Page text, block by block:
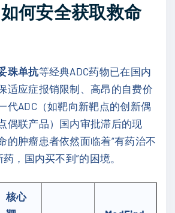
何安全获取救命
珠单抗等经典ADC药物已在国内
适应症报销限制、高昂的自费价
代ADC（如靶向新靶点的创新偶
偶联产品）国内审批滞后的现
的肿瘤患者依然面临着“有药治不
，国内买不到”的困境。
核心